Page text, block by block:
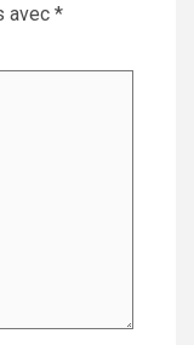
avec *